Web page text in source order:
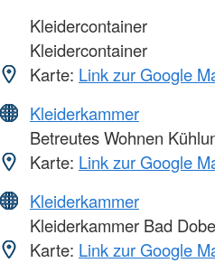
Kleidercontainer
Kleidercontainer
Karte: Link zur Google
Kleiderkammer
Betreutes Wohnen
Karte: Link zur Google
Kleiderkammer
Kleiderkammer Bad
Karte: Link zur Google